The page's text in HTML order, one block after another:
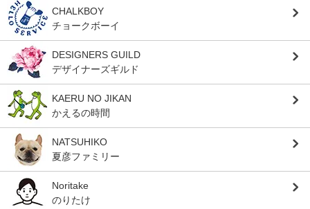
CHALKBOY
チョークボーイ
DESIGNERS GUILD
デザイナーズギルド
KAERU NO JIKAN
かえるの時間
NATSUHIKO
夏彦ファミリー
Noritake
のりたけ